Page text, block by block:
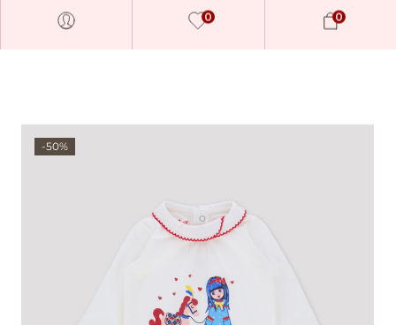
Millions of people around the
world visit Envato to buy and
0 0
-50%